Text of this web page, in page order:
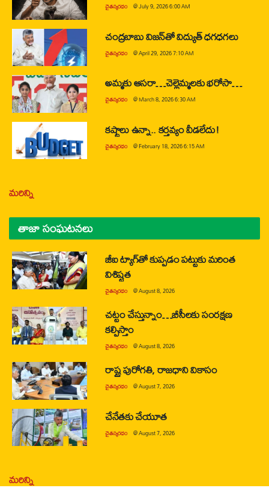
చైతన్యరధం @July 9, 2026 6:00 AM
చంద్రబాబు విజన్‌తో విద్యుత్ ధగధగలు
చైతన్యరధం @April 29, 2026 7:10 AM
అమ్మకు ఆసరా…చెల్లెమ్మలకు భరోసా…
చైతన్యరధం @March 8, 2026 6:30 AM
కష్టాలు ఉన్నా.. కర్తవ్యం వీడలేదు!
చైతన్యరధం @February 18, 2026 6:15 AM
మరిన్ని
తాజా సంఘటనలు
జీఐ ట్యాగ్‌తో కుప్పడం పట్టుకు మరింత
విశిష్టత
చైతన్యరధం @August 8, 2026
చట్టం చేస్తున్నాం…బీసీలకు సంరక్షణ
కల్పిస్తాం
చైతన్యరధం @August 8, 2026
రాష్ట్ర పురోగతి, రాజధాని వికాసం
చైతన్యరధం @August 7, 2026
చేనేతకు చేయూత
చైతన్యరధం @August 7, 2026
మరిన్ని